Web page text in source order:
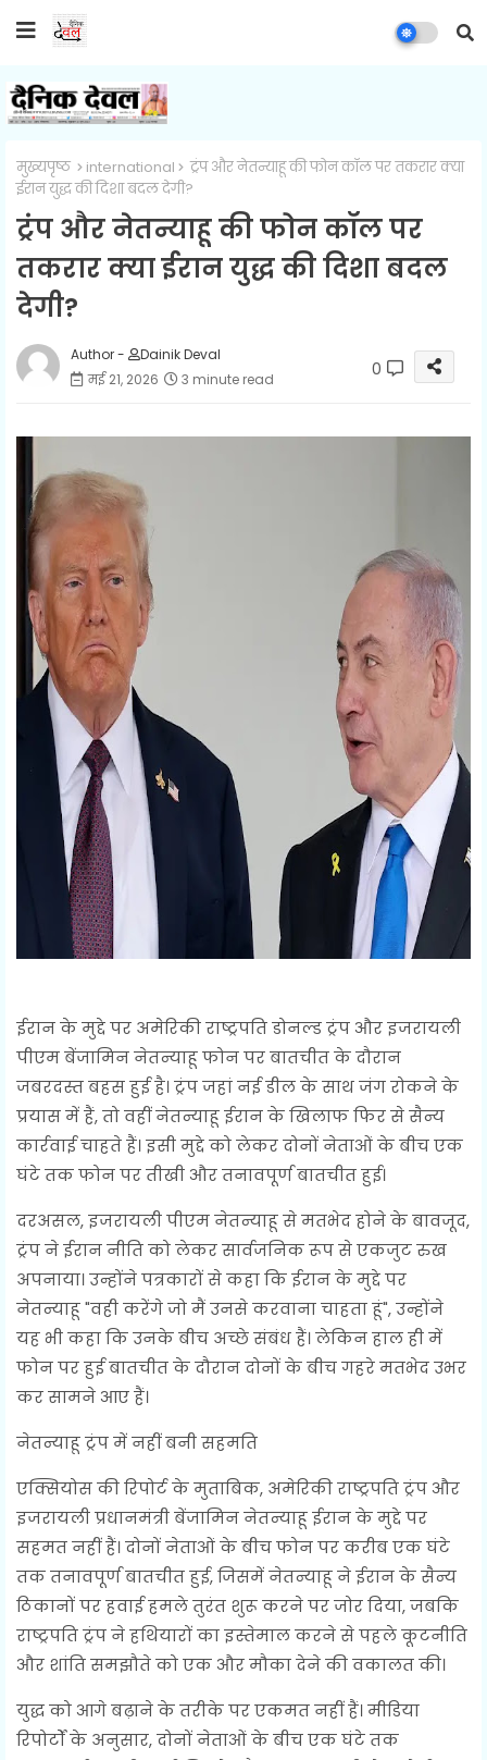
मुख्यपृष्ठ international
ट्रंप और नेतन्याहू की फोन कॉल पर तकरार क्या
ईरान युद्ध की दिशा बदल देगी?
ट्रंप और नेतन्याहू की फोन कॉल पर
तकरार क्या ईरान युद्ध की दिशा बदल
देगी?
Author -
Dainik Deval
मई 21, 2026
3 minute read 0
ईरान के मुद्दे पर अमेरिकी राष्ट्रपति डोनल्ड ट्रंप और इजरायली
पीएम बेंजामिन नेतन्याहू फोन पर बातचीत के दौरान
जबरदस्त बहस हुई है। ट्रंप जहां नई डील के साथ जंग रोकने के
प्रयास में हैं, तो वहीं नेतन्याहू ईरान के खिलाफ फिर से सैन्य
कार्रवाई चाहते हैं। इसी मुद्दे को लेकर दोनों नेताओं के बीच एक
घंटे तक फोन पर तीखी और तनावपूर्ण बातचीत हुई।
दरअसल, इजरायली पीएम नेतन्याहू से मतभेद होने के बावजूद,
ट्रंप ने ईरान नीति को लेकर सार्वजनिक रूप से एकजुट रुख
अपनाया। उन्होंने पत्रकारों से कहा कि ईरान के मुद्दे पर
नेतन्याहू "वही करेंगे जो मैं उनसे करवाना चाहता हूं", उन्होंने
यह भी कहा कि उनके बीच अच्छे संबंध हैं। लेकिन हाल ही में
फोन पर हुई बातचीत के दौरान दोनों के बीच गहरे मतभेद उभर
कर सामने आए हैं।
नेतन्याहू ट्रंप में नहीं बनी सहमति
एक्सियोस की रिपोर्ट के मुताबिक, अमेरिकी राष्ट्रपति ट्रंप और
इजरायली प्रधानमंत्री बेंजामिन नेतन्याहू ईरान के मुद्दे पर
सहमत नहीं हैं। दोनों नेताओं के बीच फोन पर करीब एक घंटे
तक तनावपूर्ण बातचीत हुई, जिसमें नेतन्याहू ने ईरान के सैन्य
ठिकानों पर हवाई हमले तुरंत शुरू करने पर जोर दिया, जबकि
राष्ट्रपति ट्रंप ने हथियारों का इस्तेमाल करने से पहले कूटनीति
और शांति समझौते को एक और मौका देने की वकालत की।
युद्ध को आगे बढ़ाने के तरीके पर एकमत नहीं हैं। मीडिया
रिपोर्टों के अनुसार, दोनों नेताओं के बीच एक घंटे तक